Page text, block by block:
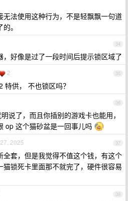
无法使用这种行为，不是轻飘飘一句道
。
34
，好像是过了一段时间后提示锁区域了
35
2
供， 不也锁区吗？
36
说了，而且你插别的游戏卡也能用，
op 这个猫砂盆是一回事儿吗
37
2025
全套，但是我觉得不值这个钱，有这个
锁死卡里面那不就完了，硬件很容易
38